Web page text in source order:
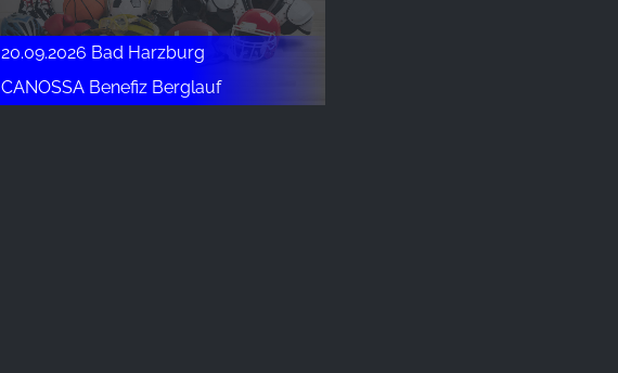
20.09.2026 Bad Harzburg
CANOSSA Benefiz Berglauf